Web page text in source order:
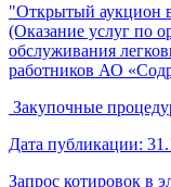
"Открытый аукцион
(Оказание услуг по
обслуживания
работников АО
Закупочные
Дата публикации:
Запрос котировок в